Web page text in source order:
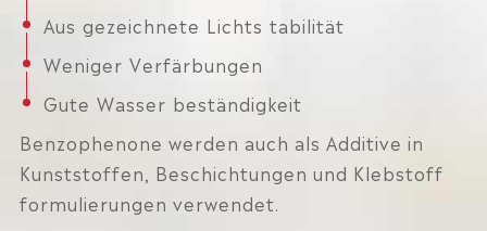
Aus gezeichnete Lichts tabilität
Weniger Verfärbungen
Gute Wasser beständigkeit
Benzophenone werden auch als Additive in
Kunststoffen, Beschichtungen und Klebstoff
formulierungen verwendet.